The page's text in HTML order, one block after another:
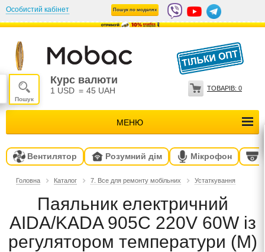
Особистий кабінет Пошук по моделях
Курс валюти
1 USD = 45 UAH
МЕНЮ
ТОВАРІВ: 0
Вентилятор Розумний дім Мікрофон
Головна Каталог 7. Все для ремонту мобільних Устаткування
Паяльник електричний
AIDA/KADA 905C 220V 60W із
регулятором температури (M)